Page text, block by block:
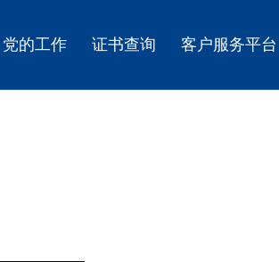
党的工作 证书查询 客户服务平台